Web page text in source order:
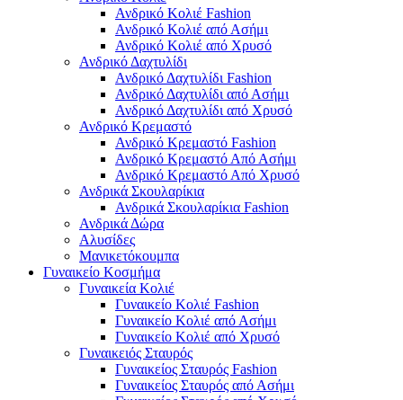
Ανδρικό Κολιέ Fashion
Ανδρικό Κολιέ από Ασήμι
Ανδρικό Κολιέ από Χρυσό
Ανδρικό Δαχτυλίδι
Ανδρικό Δαχτυλίδι Fashion
Ανδρικό Δαχτυλίδι από Ασήμι
Ανδρικό Δαχτυλίδι από Χρυσό
Ανδρικό Κρεμαστό
Ανδρικό Κρεμαστό Fashion
Ανδρικό Κρεμαστό Από Ασήμι
Ανδρικό Κρεμαστό Από Χρυσό
Ανδρικά Σκουλαρίκια
Ανδρικά Σκουλαρίκια Fashion
Ανδρικά Δώρα
Αλυσίδες
Μανικετόκουμπα
Γυναικείο Κοσμήμα
Γυναικεία Κολιέ
Γυναικείο Κολιέ Fashion
Γυναικείο Κολιέ από Ασήμι
Γυναικείο Κολιέ από Χρυσό
Γυναικειός Σταυρός
Γυναικείος Σταυρός Fashion
Γυναικείος Σταυρός από Ασήμι